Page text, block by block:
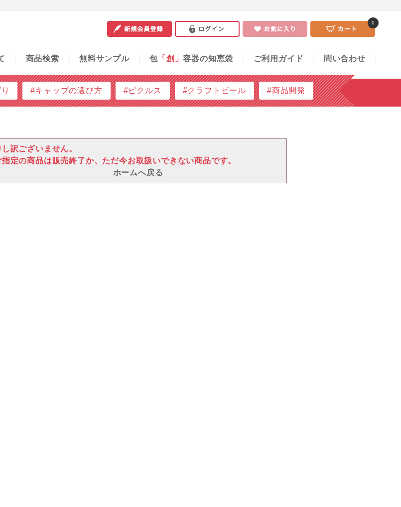
商品検索 無料サンプル 包 「創」容器の知恵袋 ご利用ガイド 問い合わせ
0
#キャップの選び方 #ピクルス #クラフトビール #商品開発
ご利用ガイド 問い合わせ
し訳ございません。
指定の商品は販売終了か、ただ今お取扱いできない商品です。
ホームへ戻る